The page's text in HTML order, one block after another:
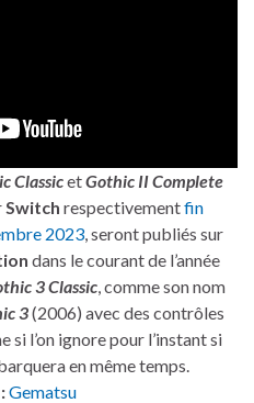
ClassicetGothic II Complete
Switch respectivementfin
2023, seront publiés sur
dans le courant de l’année
3 Classic, comme son nom
3(2006) avec des contrôles
si l’on ignore pour l’instant si
en même temps.
Gematsu